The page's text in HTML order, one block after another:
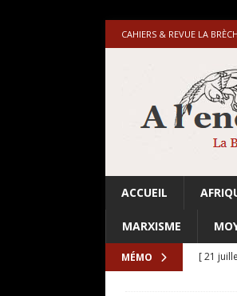
CAHIERS & REVUE LA
ACCUEIL
MARXISME
MÉMO [ 21